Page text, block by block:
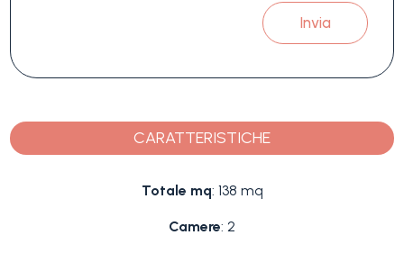
Invia
CARATTERISTICHE
Totale mq: 138 mq
Camere: 2